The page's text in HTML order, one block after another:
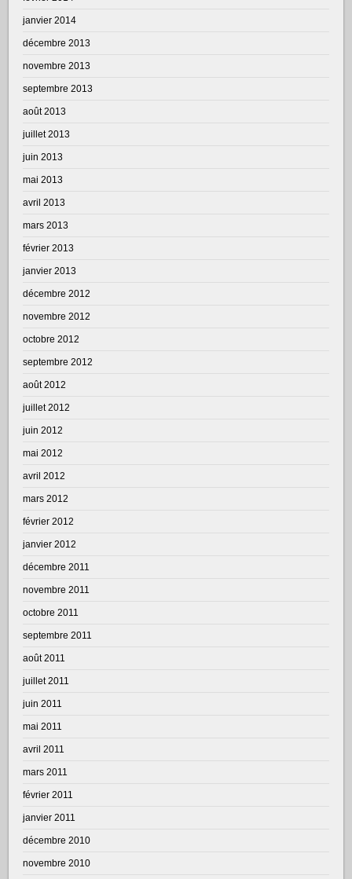
janvier 2014
décembre 2013
novembre 2013
septembre 2013
août 2013
juillet 2013
juin 2013
mai 2013
avril 2013
mars 2013
février 2013
janvier 2013
décembre 2012
novembre 2012
octobre 2012
septembre 2012
août 2012
juillet 2012
juin 2012
mai 2012
avril 2012
mars 2012
février 2012
janvier 2012
décembre 2011
novembre 2011
octobre 2011
septembre 2011
août 2011
juillet 2011
juin 2011
mai 2011
avril 2011
mars 2011
février 2011
janvier 2011
décembre 2010
novembre 2010